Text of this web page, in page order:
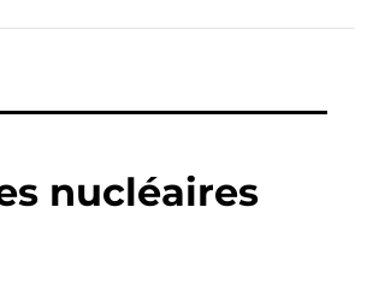
nucléaires